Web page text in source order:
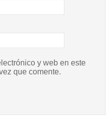
y web en este
que comente.